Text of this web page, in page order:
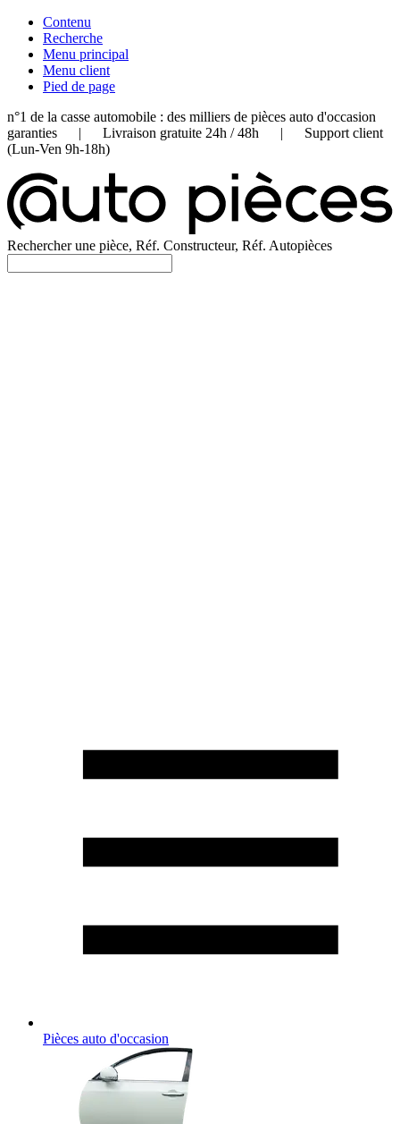
Contenu
Recherche
Menu principal
Menu client
Pied de page
n°1 de la casse automobile : des milliers de pièces auto d'occasion
garanties | Livraison gratuite 24h / 48h | Support client
(Lun-Ven 9h-18h)
Rechercher une pièce, Réf. Constructeur, Réf. Autopièces
Pièces auto d'occasion